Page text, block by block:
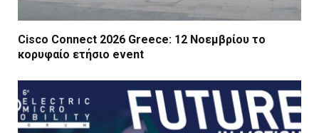
Cisco Connect 2026 Greece: 12 Νοεμβρίου το
κορυφαίο ετήσιο event